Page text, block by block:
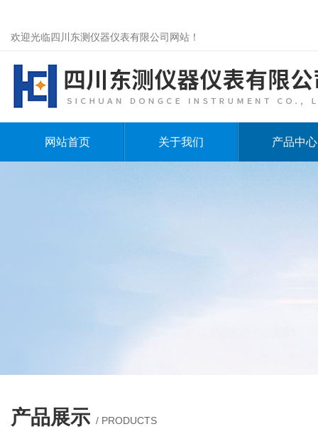
欢迎光临四川东测仪器仪表有限公司网站！
网站首页 关于我们 产品中心
产品展示 / PRODUCTS